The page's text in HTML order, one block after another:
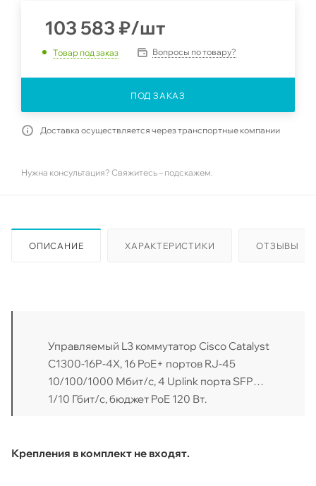
103 583 ₽/шт
Товар под заказ Вопросы по товару?
ПОД ЗАКАЗ
Доставка осуществляется через транспортные компании
Нужна консультация? Свяжитесь – подскажем.
ОПИСАНИЕ ХАРАКТЕРИСТИКИ ОТЗЫВЫ
Управляемый L3 коммутатор Cisco Catalyst
C1300-16P-4X, 16 PoE+ портов RJ-45
10/100/1000 Мбит/с, 4 Uplink порта SFP+
1/10 Гбит/с, бюджет PoE 120 Вт.
Крепления в комплект не входят.